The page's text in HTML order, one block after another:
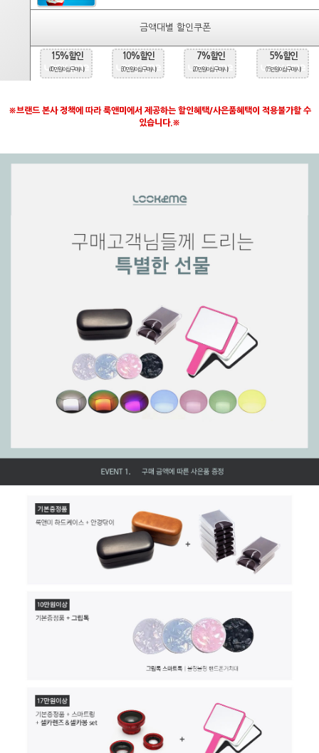
금액대별 할인쿠폰
15%할인
(40만원 이상 구매시)
10%할인
(30만원 이상 구매시)
7%할인
(20만원 이상 구매시)
5%할인
(15만원 이상 구매시)
※브랜드 본사 정책에 따라 룩앤미에서 제공하는 할인혜택/사은품혜택이 적용불가할 수
있습니다.※